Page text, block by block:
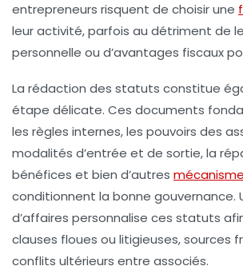
entrepreneurs risquent de choisir une
leur activité, parfois au détriment de
personnelle ou d’avantages fiscaux
La rédaction des statuts constitue
étape délicate. Ces documents
les règles internes, les pouvoirs des
modalités d’entrée et de sortie, la
bénéfices et bien d’autres
conditionnent la bonne gouvernance.
d’affaires personnalise ces statuts
clauses floues ou litigieuses, sources
conflits ultérieurs entre associés.